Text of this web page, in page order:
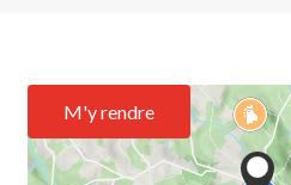
M'y rendre